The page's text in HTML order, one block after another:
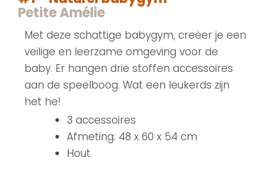
Petite Amélie
Met deze schattige babygym, creëer je een
veilige en leerzame omgeving voor de
baby. Er hangen drie stoffen accessoires
aan de speelboog. Wat een leukerds zijn
het he!
3 accessoires
Afmeting: 48 x 60 x 54 cm
Hout